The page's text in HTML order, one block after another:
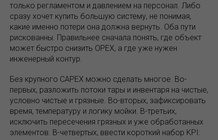
только регламентом и давлением на персонал. Либо
сразу хочет купить большую систему, не понимая,
какие именно потери она должна вернуть. Оба пути
рискованны. Правильнее сначала понять, где объект
может быстро снизить OPEX, а где уже нужен
инженерный контур.
Без крупного CAPEX можно сделать многое. Во-
первых, разложить потоки тары и инвентаря на чистые,
условно чистые и грязные. Во-вторых, зафиксировать
время, температуру и логику мойки. В-третьих,
исключить пересечения грязных и уже обработанных
элементов. В-четвертых, ввести короткий набор KPI: